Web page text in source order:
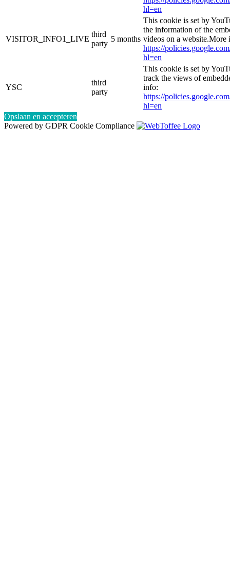
hl=en
VISITOR_INFO1_LIVE
third
party
5 months
This cookie is set by
the information of the
videos on a website.More
https://
hl=en
YSC
third
party
This cookie is set by
track the views of
info:
https://
hl=en
Opslaan en accepteren
Powered by GDPR Cookie Compliance